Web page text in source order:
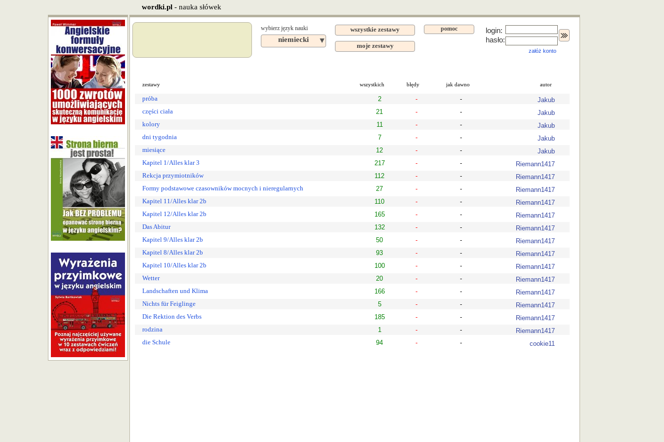
wordki.pl - nauka słówek
wybierz język nauki
niemiecki ▼
wszystkie zestawy
moje zestawy
pomoc
login:
hasło:
załóż konto
zestawy wszystkich błędy jak dawno autor
próba 2 - -
Jakub
części ciała
21 - -
Jakub
kolory
11 - -
Jakub
dni tygodnia
7 - -
Jakub
miesiące
12 - -
Jakub
Kapitel 1/Alles klar 3
217 - -
Riemann1417
Rekcja przymiotników
112 - -
Riemann1417
Formy podstawowe czasowników mocnych i nieregularnych
27 - -
Riemann1417
Kapitel 11/Alles klar 2b
110 - -
Riemann1417
Kapitel 12/Alles klar 2b
165 - -
Riemann1417
Das Abitur
132 - -
Riemann1417
Kapitel 9/Alles klar 2b
50 - -
Riemann1417
Kapitel 8/Alles klar 2b
93 - -
Riemann1417
Kapitel 10/Alles klar 2b
100 - -
Riemann1417
Wetter
20 - -
Riemann1417
Landschaften und Klima
166 - -
Riemann1417
Nichts für Feiglinge
5 - -
Riemann1417
Die Rektion des Verbs
185 - -
Riemann1417
rodzina
1 - -
Riemann1417
die Schule
94 - - cookie11